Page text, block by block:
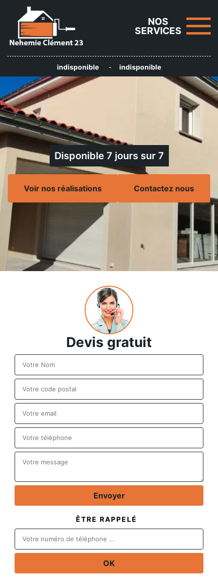
NOS
SERVICES
indisponible - indisponible
Disponible 7 jours sur 7
Voir nos réalisations Contactez nous
Devis gratuit
ÊTRE RAPPELÉ